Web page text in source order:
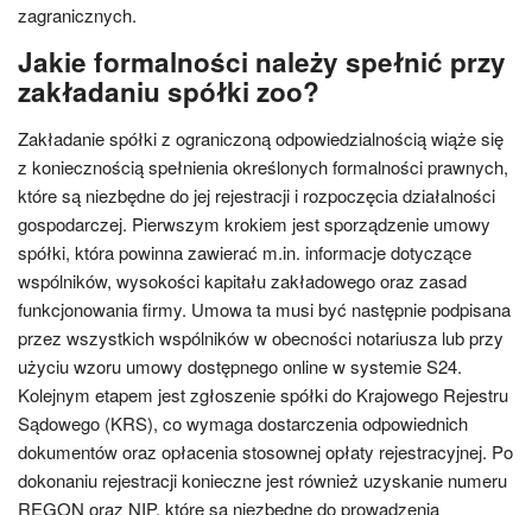
zagranicznych.
Jakie formalności należy spełnić przy
zakładaniu spółki zoo?
Zakładanie spółki z ograniczoną odpowiedzialnością wiąże się
z koniecznością spełnienia określonych formalności prawnych,
które są niezbędne do jej rejestracji i rozpoczęcia działalności
gospodarczej. Pierwszym krokiem jest sporządzenie umowy
spółki, która powinna zawierać m.in. informacje dotyczące
wspólników, wysokości kapitału zakładowego oraz zasad
funkcjonowania firmy. Umowa ta musi być następnie podpisana
przez wszystkich wspólników w obecności notariusza lub przy
użyciu wzoru umowy dostępnego online w systemie S24.
Kolejnym etapem jest zgłoszenie spółki do Krajowego Rejestru
Sądowego (KRS), co wymaga dostarczenia odpowiednich
dokumentów oraz opłacenia stosownej opłaty rejestracyjnej. Po
dokonaniu rejestracji konieczne jest również uzyskanie numeru
REGON oraz NIP, które są niezbędne do prowadzenia